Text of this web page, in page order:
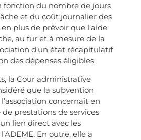
fonction du nombre de jours
et du coût journalier des
plus de prévoir que l’aide
au fur et à mesure de la
d’un état récapitulatif
des dépenses éligibles.
la Cour administrative
que la subvention
concernait en
prestations de services
lien direct avec les
En outre, elle a